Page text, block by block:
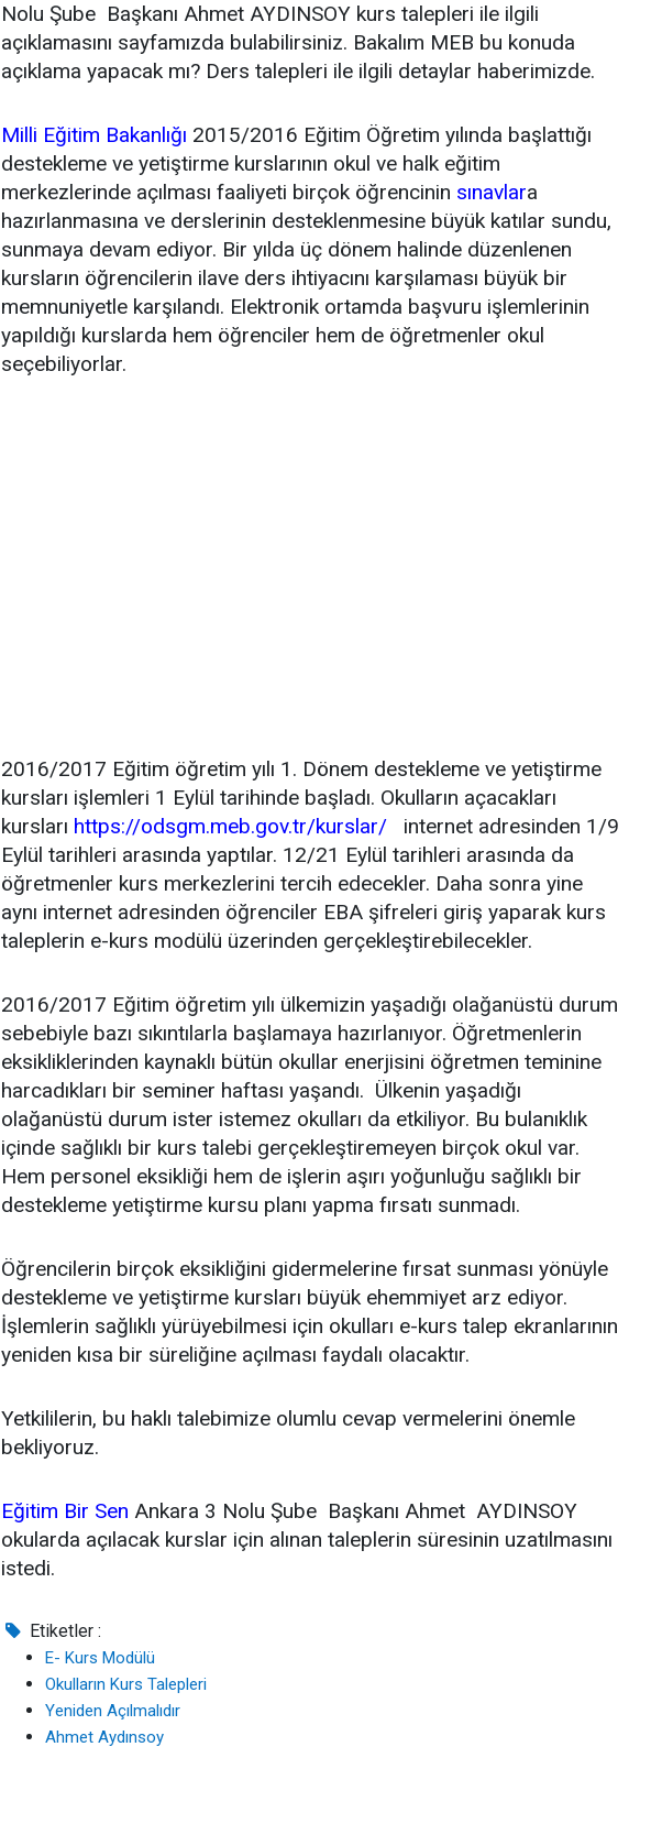
Nolu Şube Başkanı Ahmet AYDINSOY kurs talepleri ile ilgili
açıklamasını sayfamızda bulabilirsiniz. Bakalım MEB bu konuda
açıklama yapacak mı? Ders talepleri ile ilgili detaylar haberimizde.
Milli Eğitim Bakanlığı 2015/2016 Eğitim Öğretim yılında başlattığı
destekleme ve yetiştirme kurslarının okul ve halk eğitim
merkezlerinde açılması faaliyeti birçok öğrencinin sınavlara
hazırlanmasına ve derslerinin desteklenmesine büyük katılar sundu,
sunmaya devam ediyor. Bir yılda üç dönem halinde düzenlenen
kursların öğrencilerin ilave ders ihtiyacını karşılaması büyük bir
memnuniyetle karşılandı. Elektronik ortamda başvuru işlemlerinin
yapıldığı kurslarda hem öğrenciler hem de öğretmenler okul
seçebiliyorlar.
2016/2017 Eğitim öğretim yılı 1. Dönem destekleme ve yetiştirme
kursları işlemleri 1 Eylül tarihinde başladı. Okulların açacakları
kursları https://odsgm.meb.gov.tr/kurslar/ internet adresinden 1/9
Eylül tarihleri arasında yaptılar. 12/21 Eylül tarihleri arasında da
öğretmenler kurs merkezlerini tercih edecekler. Daha sonra yine
aynı internet adresinden öğrenciler EBA şifreleri giriş yaparak kurs
taleplerin e-kurs modülü üzerinden gerçekleştirebilecekler.
2016/2017 Eğitim öğretim yılı ülkemizin yaşadığı olağanüstü durum
sebebiyle bazı sıkıntılarla başlamaya hazırlanıyor. Öğretmenlerin
eksikliklerinden kaynaklı bütün okullar enerjisini öğretmen teminine
harcadıkları bir seminer haftası yaşandı. Ülkenin yaşadığı
olağanüstü durum ister istemez okulları da etkiliyor. Bu bulanıklık
içinde sağlıklı bir kurs talebi gerçekleştiremeyen birçok okul var.
Hem personel eksikliği hem de işlerin aşırı yoğunluğu sağlıklı bir
destekleme yetiştirme kursu planı yapma fırsatı sunmadı.
Öğrencilerin birçok eksikliğini gidermelerine fırsat sunması yönüyle
destekleme ve yetiştirme kursları büyük ehemmiyet arz ediyor.
İşlemlerin sağlıklı yürüyebilmesi için okulları e-kurs talep ekranlarının
yeniden kısa bir süreliğine açılması faydalı olacaktır.
Yetkililerin, bu haklı talebimize olumlu cevap vermelerini önemle
bekliyoruz.
Eğitim Bir Sen Ankara 3 Nolu Şube Başkanı Ahmet AYDINSOY
okularda açılacak kurslar için alınan taleplerin süresinin uzatılmasını
istedi.
Etiketler :
E- Kurs Modülü
Okulların Kurs Talepleri
Yeniden Açılmalıdır
Ahmet Aydınsoy